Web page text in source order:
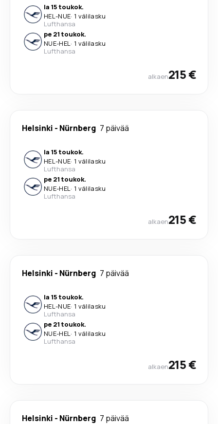
la 15 toukok.
HEL-NUE· 1 välilasku
Lufthansa
pe 21 toukok.
NUE-HEL· 1 välilasku
Lufthansa
alkaen215 €
Helsinki - Nürnberg 7 päivää
la 15 toukok.
HEL-NUE· 1 välilasku
Lufthansa
pe 21 toukok.
NUE-HEL· 1 välilasku
Lufthansa
alkaen215 €
Helsinki - Nürnberg 7 päivää
la 15 toukok.
HEL-NUE· 1 välilasku
Lufthansa
pe 21 toukok.
NUE-HEL· 1 välilasku
Lufthansa
alkaen215 €
Helsinki - Nürnberg 7 päivää